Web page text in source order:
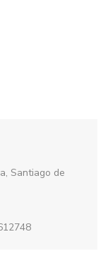
Santiago de